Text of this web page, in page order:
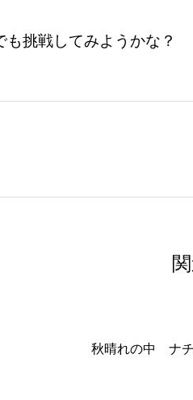
挑戦してみようかな？
秋晴れの中 ナ